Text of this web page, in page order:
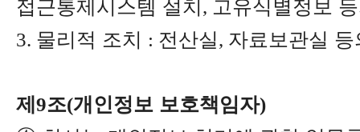
접근통제시스템 설치, 고유식별정보
3. 물리적 조치 : 전산실, 자료보관실
제9조(개인정보 보호책임자)